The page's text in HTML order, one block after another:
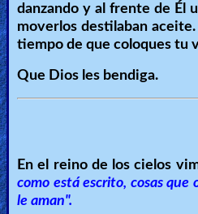
danzando y al frente de Él
moverlos destilaban
tiempo de que coloques tu
Que Dios les bendiga.
En el reino de los cielos
como está escrito, cosas
le aman".